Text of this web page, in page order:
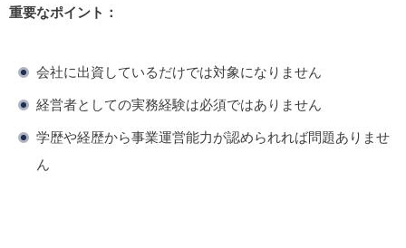
重要なポイント：
会社に出資しているだけでは対象になりません
経営者としての実務経験は必須ではありません
学歴や経歴から事業運営能力が認められれば問題ありませ
ん